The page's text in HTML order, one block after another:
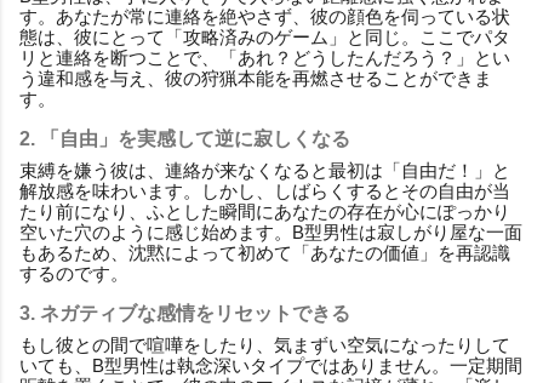
す。あなたが常に連絡を絶やさず、彼の顔色を伺っている状
態は、彼にとって「攻略済みのゲーム」と同じ。ここでパタ
リと連絡を断つことで、「あれ？どうしたんだろう？」とい
う違和感を与え、彼の狩猟本能を再燃させることができま
す。
2. 「自由」を実感して逆に寂しくなる
束縛を嫌う彼は、連絡が来なくなると最初は「自由だ！」と
解放感を味わいます。しかし、しばらくするとその自由が当
たり前になり、ふとした瞬間にあなたの存在が心にぽっかり
空いた穴のように感じ始めます。B型男性は寂しがり屋な一面
もあるため、沈黙によって初めて「あなたの価値」を再認識
するのです。
3. ネガティブな感情をリセットできる
もし彼との間で喧嘩をしたり、気まずい空気になったりして
いても、B型男性は執念深いタイプではありません。一定期間